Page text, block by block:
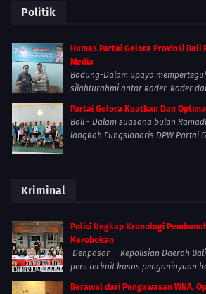
Politik
Humas Partai Gelora Provinsi Bali
Media
Badung-Dalam upaya
silahturahmi antar kader-kader
Partai Gelora Kuatkan Dan
Bali - Dalam suasana bulan
langkah Fungsionaris DPW Partai
Kriminal
Polisi Ungkap Kronologi
Kerobokan
Denpasar — Kepolisian Daerah
pers terkait kasus penganiayaan
Berawal dari Pengawasan WNA,